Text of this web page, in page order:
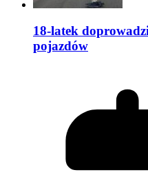
18-latek
pojazdów